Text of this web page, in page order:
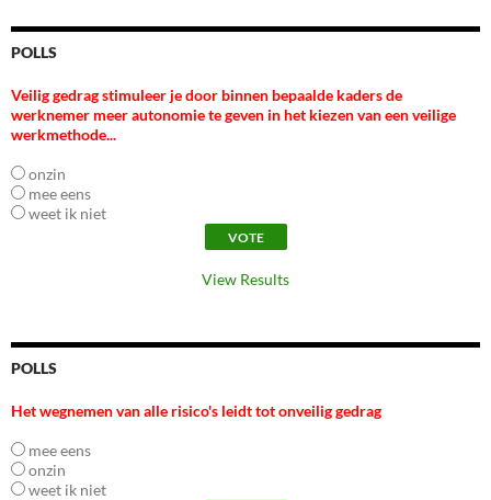
POLLS
Veilig gedrag stimuleer je door binnen bepaalde kaders de
werknemer meer autonomie te geven in het kiezen van een veilige
werkmethode...
onzin
mee eens
weet ik niet
View Results
POLLS
Het wegnemen van alle risico's leidt tot onveilig gedrag
mee eens
onzin
weet ik niet